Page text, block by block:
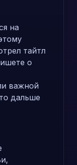
на
тайтл
о
важной
дальше